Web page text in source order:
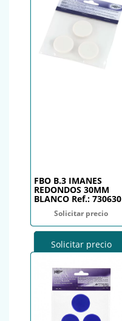
FBO B.3 IMANES
REDONDOS 30MM
BLANCO Ref.: 730630
Solicitar precio
Solicitar precio